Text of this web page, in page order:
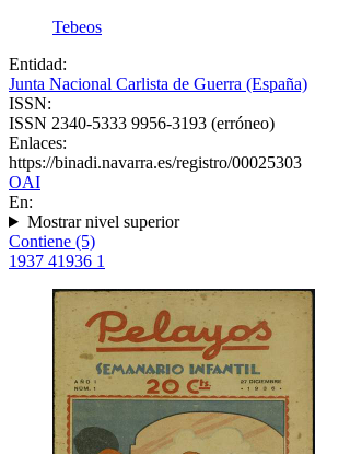
Tebeos
Entidad:
Junta Nacional Carlista de Guerra (España)
ISSN:
ISSN 2340-5333 9956-3193 (erróneo)
Enlaces:
https://binadi.navarra.es/registro/00025303
OAI
En:
Mostrar nivel superior
Contiene (5)
1937 41936 1